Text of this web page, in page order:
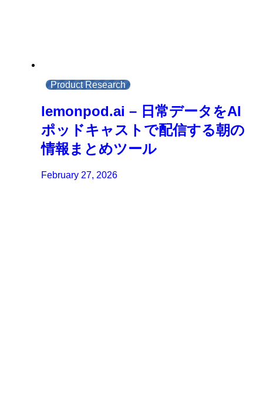
Product Research
lemonpod.ai – 日常データをAI
ポッドキャストで配信する朝の
情報まとめツール
February 27, 2026